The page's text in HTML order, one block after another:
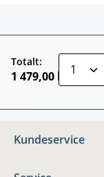
Totalt:
1 479,00 kr
Kundeservice